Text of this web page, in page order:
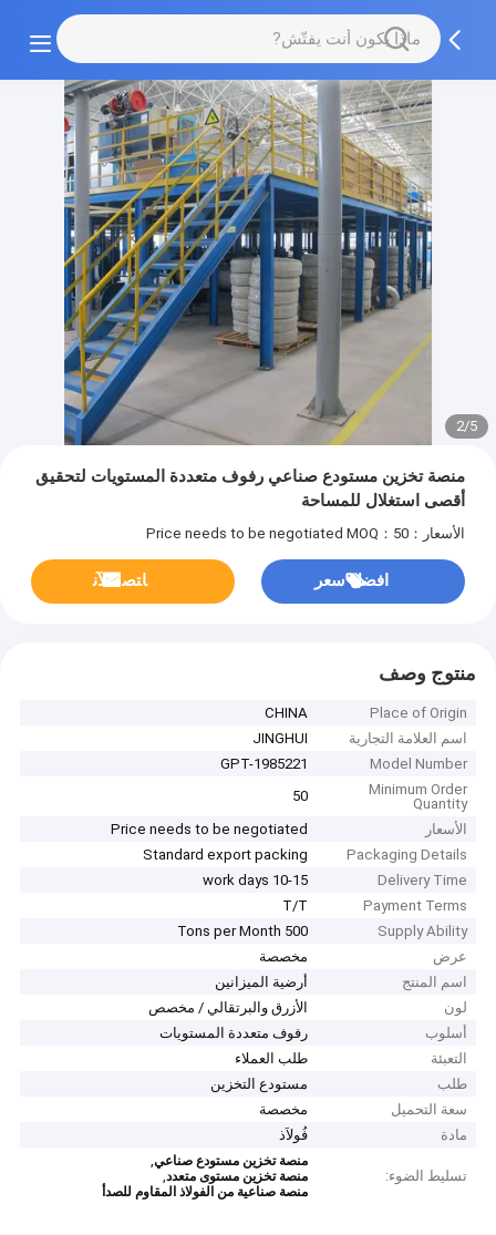
2/5
منصة تخزين مستودع صناعي رفوف متعددة المستويات لتحقيق
أقصى استغلال للمساحة
الأسعار：Price needs to be negotiated MOQ：50
افضل سعر ﺎﺘﺼﻟ ﺍﻶﻧ
منتوج وصف
Place of Origin
CHINA
اسم العلامة التجارية
JINGHUI
Model Number
GPT-1985221
Minimum Order
Quantity
50
الأسعار
Price needs to be negotiated
Packaging Details
Standard export packing
Delivery Time
10-15 work days
Payment Terms
T/T
Supply Ability
500 Tons per Month
عرض
مخصصة
اسم المنتج
أرضية الميزانين
لون
الأزرق والبرتقالي / مخصص
أسلوب
رفوف متعددة المستويات
التعبئة
طلب العملاء
طلب
مستودع التخزين
سعة التحميل
مخصصة
مادة
فُولاَذ
تسليط الضوء:
منصة تخزين مستودع صناعي,
منصة تخزين مستوى متعدد,
منصة صناعية من الفولاذ المقاوم للصدأ